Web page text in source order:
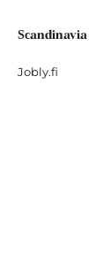
Scandinavia
Jobly.fi